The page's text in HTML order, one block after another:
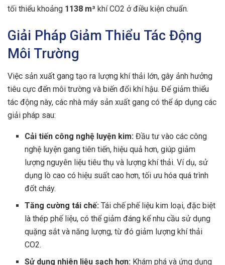
tối thiểu khoảng 1138 m³ khí CO2 ở điều kiện chuẩn.
Giải Pháp Giảm Thiểu Tác Động
Môi Trường
Việc sản xuất gang tạo ra lượng khí thải lớn, gây ảnh hưởng
tiêu cực đến môi trường và biến đổi khí hậu. Để giảm thiểu
tác động này, các nhà máy sản xuất gang có thể áp dụng các
giải pháp sau:
Cải tiến công nghệ luyện kim: Đầu tư vào các công
nghệ luyện gang tiên tiến, hiệu quả hơn, giúp giảm
lượng nguyên liệu tiêu thụ và lượng khí thải. Ví dụ, sử
dụng lò cao có hiệu suất cao hơn, tối ưu hóa quá trình
đốt cháy.
Tăng cường tái chế: Tái chế phế liệu kim loại, đặc biệt
là thép phế liệu, có thể giảm đáng kể nhu cầu sử dụng
quặng sắt và năng lượng, từ đó giảm lượng khí thải
CO2.
Sử dụng nhiên liệu sạch hơn: Khám phá và ứng dụng